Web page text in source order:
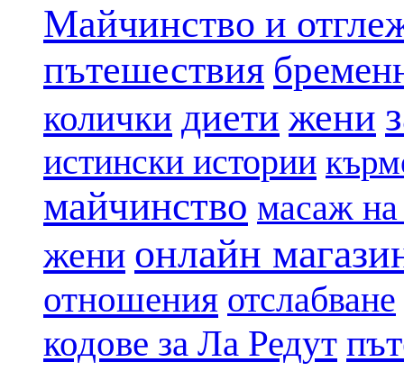
Майчинство и
пътешествия
колички диети жени
истински истории
майчинство масаж на
жени онлайн
отношения отслабване
кодове за Ла Редут